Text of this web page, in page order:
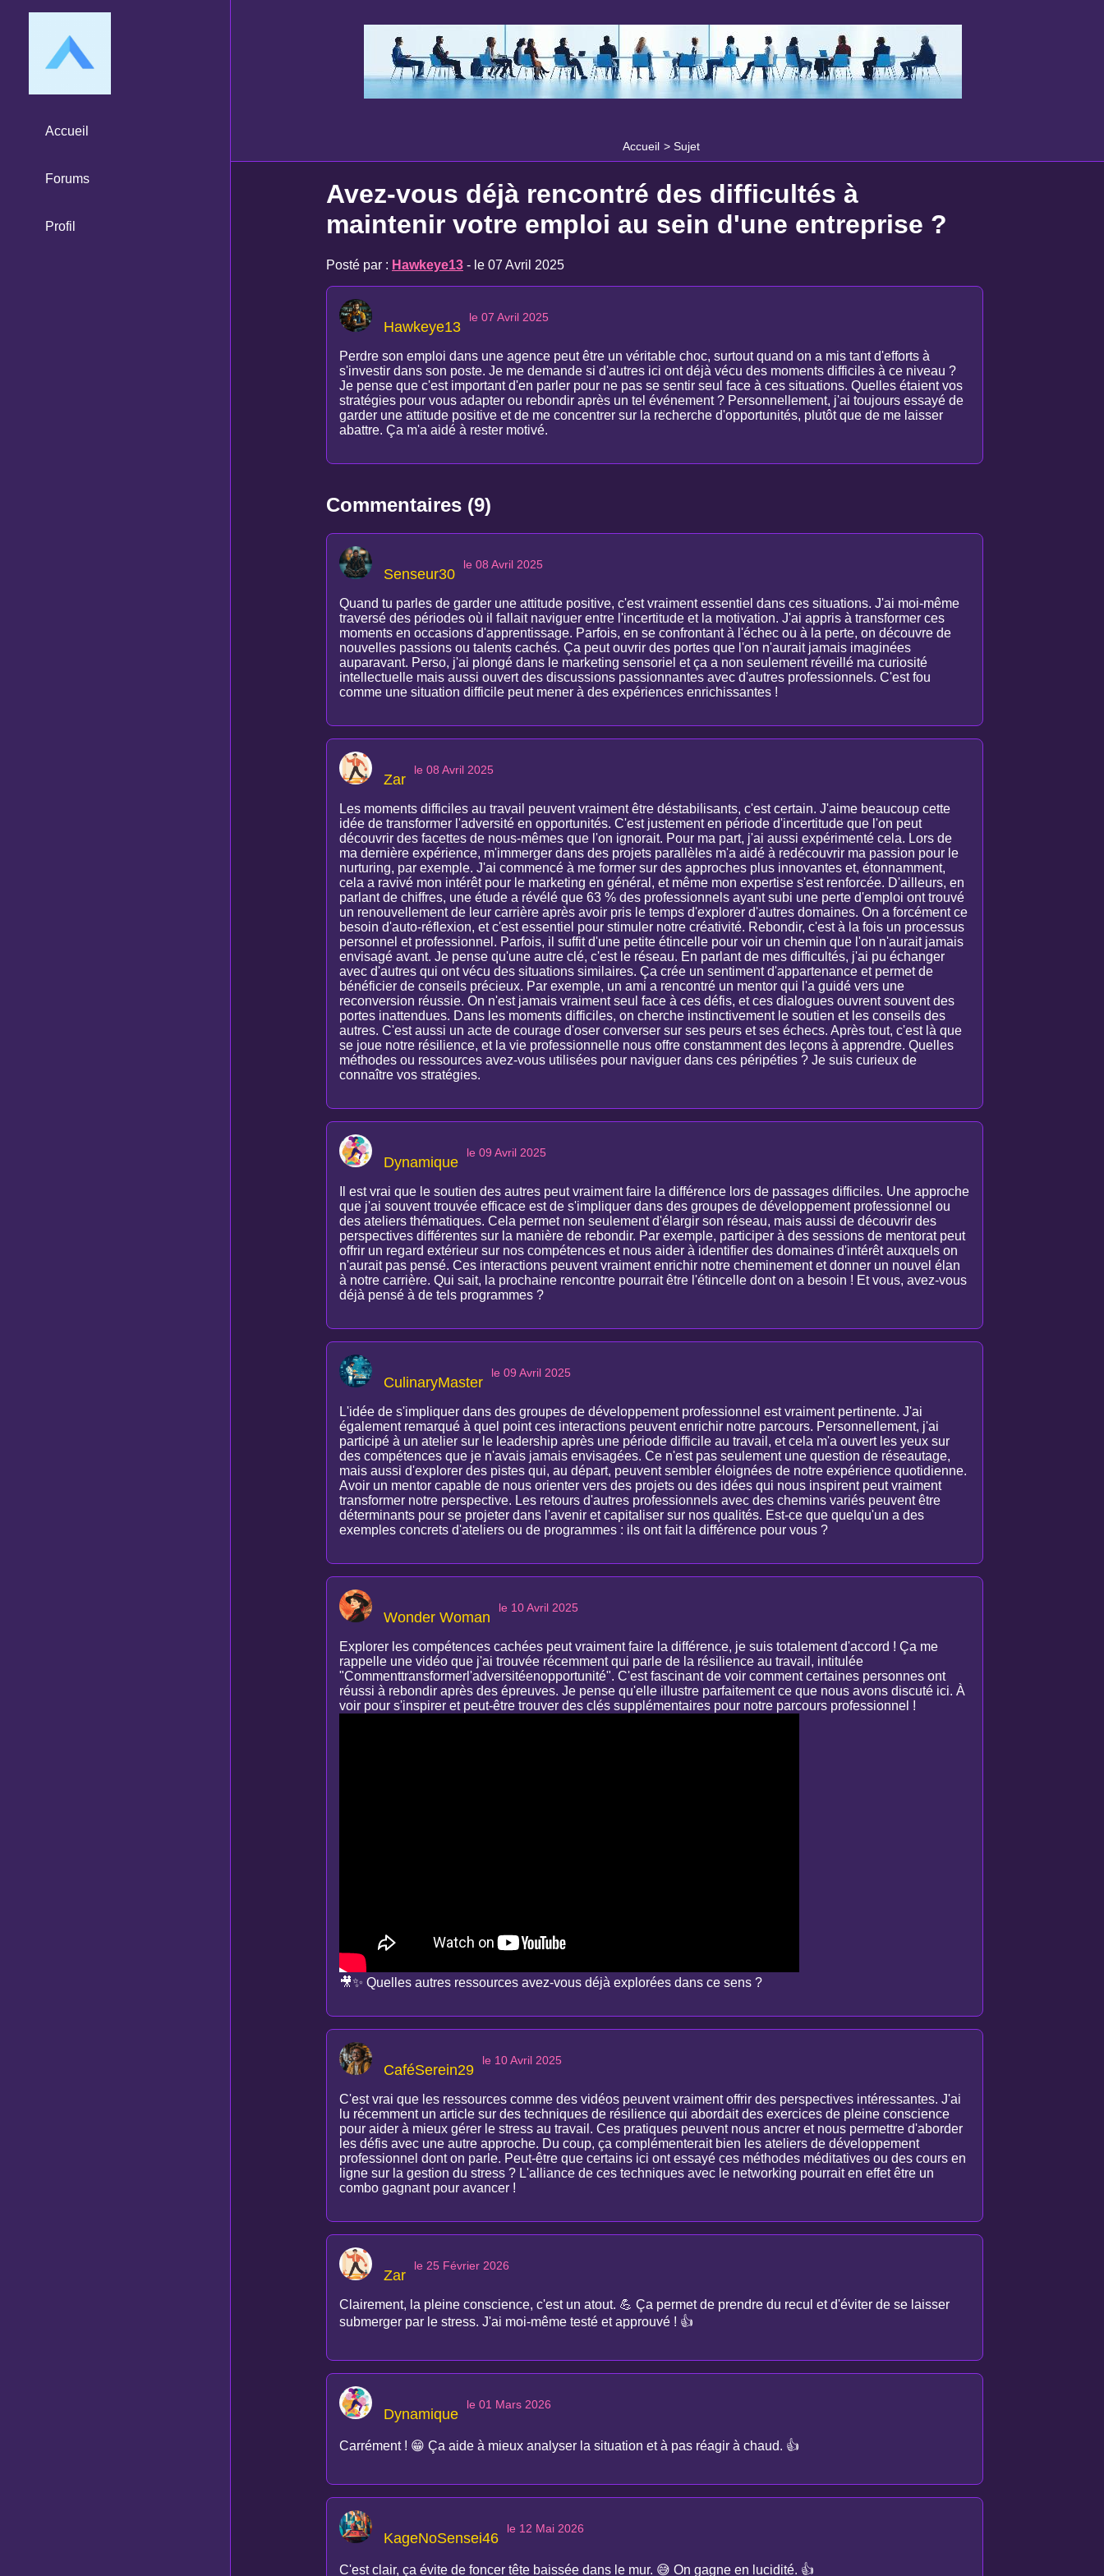
Accueil > Sujet
Accueil
Forums
Profil
Avez-vous déjà rencontré des difficultés à
maintenir votre emploi au sein d'une entreprise ?
Posté par : Hawkeye13 - le 07 Avril 2025
Hawkeye13
le 07 Avril 2025
Perdre son emploi dans une agence peut être un véritable choc, surtout quand on a mis tant d'efforts à
s'investir dans son poste. Je me demande si d'autres ici ont déjà vécu des moments difficiles à ce niveau ?
Je pense que c'est important d'en parler pour ne pas se sentir seul face à ces situations. Quelles étaient vos
stratégies pour vous adapter ou rebondir après un tel événement ? Personnellement, j'ai toujours essayé de
garder une attitude positive et de me concentrer sur la recherche d'opportunités, plutôt que de me laisser
abattre. Ça m'a aidé à rester motivé.
Commentaires (9)
Senseur30
le 08 Avril 2025
Quand tu parles de garder une attitude positive, c'est vraiment essentiel dans ces situations. J'ai moi-même
traversé des périodes où il fallait naviguer entre l'incertitude et la motivation. J'ai appris à transformer ces
moments en occasions d'apprentissage. Parfois, en se confrontant à l'échec ou à la perte, on découvre de
nouvelles passions ou talents cachés. Ça peut ouvrir des portes que l'on n'aurait jamais imaginées
auparavant. Perso, j'ai plongé dans le marketing sensoriel et ça a non seulement réveillé ma curiosité
intellectuelle mais aussi ouvert des discussions passionnantes avec d'autres professionnels. C'est fou
comme une situation difficile peut mener à des expériences enrichissantes !
Zar
le 08 Avril 2025
Les moments difficiles au travail peuvent vraiment être déstabilisants, c'est certain. J'aime beaucoup cette
idée de transformer l'adversité en opportunités. C'est justement en période d'incertitude que l'on peut
découvrir des facettes de nous-mêmes que l'on ignorait. Pour ma part, j'ai aussi expérimenté cela. Lors de
ma dernière expérience, m'immerger dans des projets parallèles m'a aidé à redécouvrir ma passion pour le
nurturing, par exemple. J'ai commencé à me former sur des approches plus innovantes et, étonnamment,
cela a ravivé mon intérêt pour le marketing en général, et même mon expertise s'est renforcée. D'ailleurs, en
parlant de chiffres, une étude a révélé que 63 % des professionnels ayant subi une perte d'emploi ont trouvé
un renouvellement de leur carrière après avoir pris le temps d'explorer d'autres domaines. On a forcément ce
besoin d'auto-réflexion, et c'est essentiel pour stimuler notre créativité. Rebondir, c'est à la fois un processus
personnel et professionnel. Parfois, il suffit d'une petite étincelle pour voir un chemin que l'on n'aurait jamais
envisagé avant. Je pense qu'une autre clé, c'est le réseau. En parlant de mes difficultés, j'ai pu échanger
avec d'autres qui ont vécu des situations similaires. Ça crée un sentiment d'appartenance et permet de
bénéficier de conseils précieux. Par exemple, un ami a rencontré un mentor qui l'a guidé vers une
reconversion réussie. On n'est jamais vraiment seul face à ces défis, et ces dialogues ouvrent souvent des
portes inattendues. Dans les moments difficiles, on cherche instinctivement le soutien et les conseils des
autres. C'est aussi un acte de courage d'oser converser sur ses peurs et ses échecs. Après tout, c'est là que
se joue notre résilience, et la vie professionnelle nous offre constamment des leçons à apprendre. Quelles
méthodes ou ressources avez-vous utilisées pour naviguer dans ces péripéties ? Je suis curieux de
connaître vos stratégies.
Dynamique
le 09 Avril 2025
Il est vrai que le soutien des autres peut vraiment faire la différence lors de passages difficiles. Une approche
que j'ai souvent trouvée efficace est de s'impliquer dans des groupes de développement professionnel ou
des ateliers thématiques. Cela permet non seulement d'élargir son réseau, mais aussi de découvrir des
perspectives différentes sur la manière de rebondir. Par exemple, participer à des sessions de mentorat peut
offrir un regard extérieur sur nos compétences et nous aider à identifier des domaines d'intérêt auxquels on
n'aurait pas pensé. Ces interactions peuvent vraiment enrichir notre cheminement et donner un nouvel élan
à notre carrière. Qui sait, la prochaine rencontre pourrait être l'étincelle dont on a besoin ! Et vous, avez-vous
déjà pensé à de tels programmes ?
CulinaryMaster
le 09 Avril 2025
L'idée de s'impliquer dans des groupes de développement professionnel est vraiment pertinente. J'ai
également remarqué à quel point ces interactions peuvent enrichir notre parcours. Personnellement, j'ai
participé à un atelier sur le leadership après une période difficile au travail, et cela m'a ouvert les yeux sur
des compétences que je n'avais jamais envisagées. Ce n'est pas seulement une question de réseautage,
mais aussi d'explorer des pistes qui, au départ, peuvent sembler éloignées de notre expérience quotidienne.
Avoir un mentor capable de nous orienter vers des projets ou des idées qui nous inspirent peut vraiment
transformer notre perspective. Les retours d'autres professionnels avec des chemins variés peuvent être
déterminants pour se projeter dans l'avenir et capitaliser sur nos qualités. Est-ce que quelqu'un a des
exemples concrets d'ateliers ou de programmes : ils ont fait la différence pour vous ?
Wonder Woman
le 10 Avril 2025
Explorer les compétences cachées peut vraiment faire la différence, je suis totalement d'accord ! Ça me
rappelle une vidéo que j'ai trouvée récemment qui parle de la résilience au travail, intitulée
"Commenttransformerl'adversitéenopportunité". C'est fascinant de voir comment certaines personnes ont
réussi à rebondir après des épreuves. Je pense qu'elle illustre parfaitement ce que nous avons discuté ici. À
voir pour s'inspirer et peut-être trouver des clés supplémentaires pour notre parcours professionnel !
🎥✨ Quelles autres ressources avez-vous déjà explorées dans ce sens ?
CaféSerein29
le 10 Avril 2025
C'est vrai que les ressources comme des vidéos peuvent vraiment offrir des perspectives intéressantes. J'ai
lu récemment un article sur des techniques de résilience qui abordait des exercices de pleine conscience
pour aider à mieux gérer le stress au travail. Ces pratiques peuvent nous ancrer et nous permettre d'aborder
les défis avec une autre approche. Du coup, ça complémenterait bien les ateliers de développement
professionnel dont on parle. Peut-être que certains ici ont essayé ces méthodes méditatives ou des cours en
ligne sur la gestion du stress ? L'alliance de ces techniques avec le networking pourrait en effet être un
combo gagnant pour avancer !
Zar
le 25 Février 2026
Clairement, la pleine conscience, c'est un atout. 💪 Ça permet de prendre du recul et d'éviter de se laisser
submerger par le stress. J'ai moi-même testé et approuvé ! 👍
Dynamique
le 01 Mars 2026
Carrément ! 😁 Ça aide à mieux analyser la situation et à pas réagir à chaud. 👍
KageNoSensei46
le 12 Mai 2026
C'est clair, ça évite de foncer tête baissée dans le mur. 😅 On gagne en lucidité. 👍